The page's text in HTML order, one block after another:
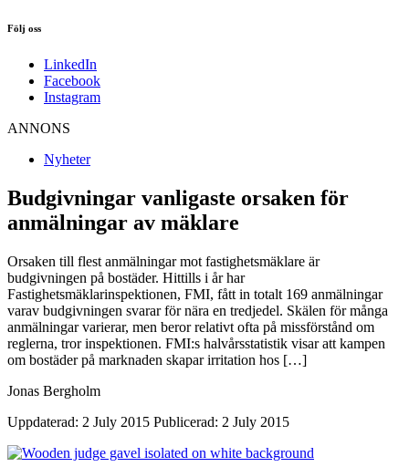
Följ oss
LinkedIn
Facebook
Instagram
ANNONS
Nyheter
Budgivningar vanligaste orsaken för
anmälningar av mäklare
Orsaken till flest anmälningar mot fastighetsmäklare är
budgivningen på bostäder. Hittills i år har
Fastighetsmäklarinspektionen, FMI, fått in totalt 169 anmälningar
varav budgivningen svarar för nära en tredjedel. Skälen för många
anmälningar varierar, men beror relativt ofta på missförstånd om
reglerna, tror inspektionen. FMI:s halvårsstatistik visar att kampen
om bostäder på marknaden skapar irritation hos […]
Jonas Bergholm
Uppdaterad: 2 July 2015 Publicerad: 2 July 2015